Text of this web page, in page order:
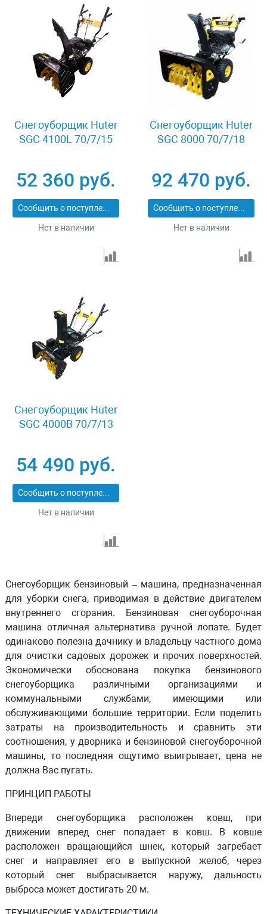
Снегоуборщик Huter
SGC 4100L 70/7/15
52 360 руб.
Сообщить о поступлении
Нет в наличии
Снегоуборщик Huter
SGC 8000 70/7/18
92 470 руб.
Сообщить о поступлении
Нет в наличии
Снегоуборщик Huter
SGC 4000B 70/7/13
54 490 руб.
Сообщить о поступлении
Нет в наличии
Снегоуборщик бензиновый – машина, предназначенная
для уборки снега, приводимая в действие двигателем
внутреннего сгорания. Бензиновая снегоуборочная
машина отличная альтернатива ручной лопате. Будет
одинаково полезна дачнику и владельцу частного дома
для очистки садовых дорожек и прочих поверхностей.
Экономически обоснована покупка бензинового
снегоуборщика различными организациями и
коммунальными службами, имеющими или
обслуживающими большие территории. Если поделить
затраты на производительность и сравнить эти
соотношения, у дворника и бензиновой снегоуборочной
машины, то последняя ощутимо выигрывает, цена не
должна Вас пугать.
ПРИНЦИП РАБОТЫ
Впереди снегоуборщика расположен ковш, при
движении вперед снег попадает в ковш. В ковше
расположен вращающийся шнек, который загребает
снег и направляет его в выпускной желоб, через
который снег выбрасывается наружу, дальность
выброса может достигать 20 м.